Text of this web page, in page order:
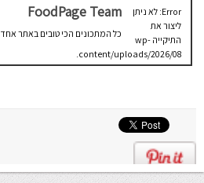
Error: לא ניתן
ליצור את
התיקייה wp-
content/uploads/2026/08.
יש לבדוק
FoodPage Team
כל המתכונים הכי טובים באתר אחד